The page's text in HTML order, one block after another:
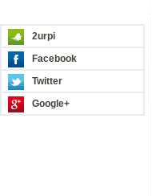
2urpi
Facebook
Twitter
Google+